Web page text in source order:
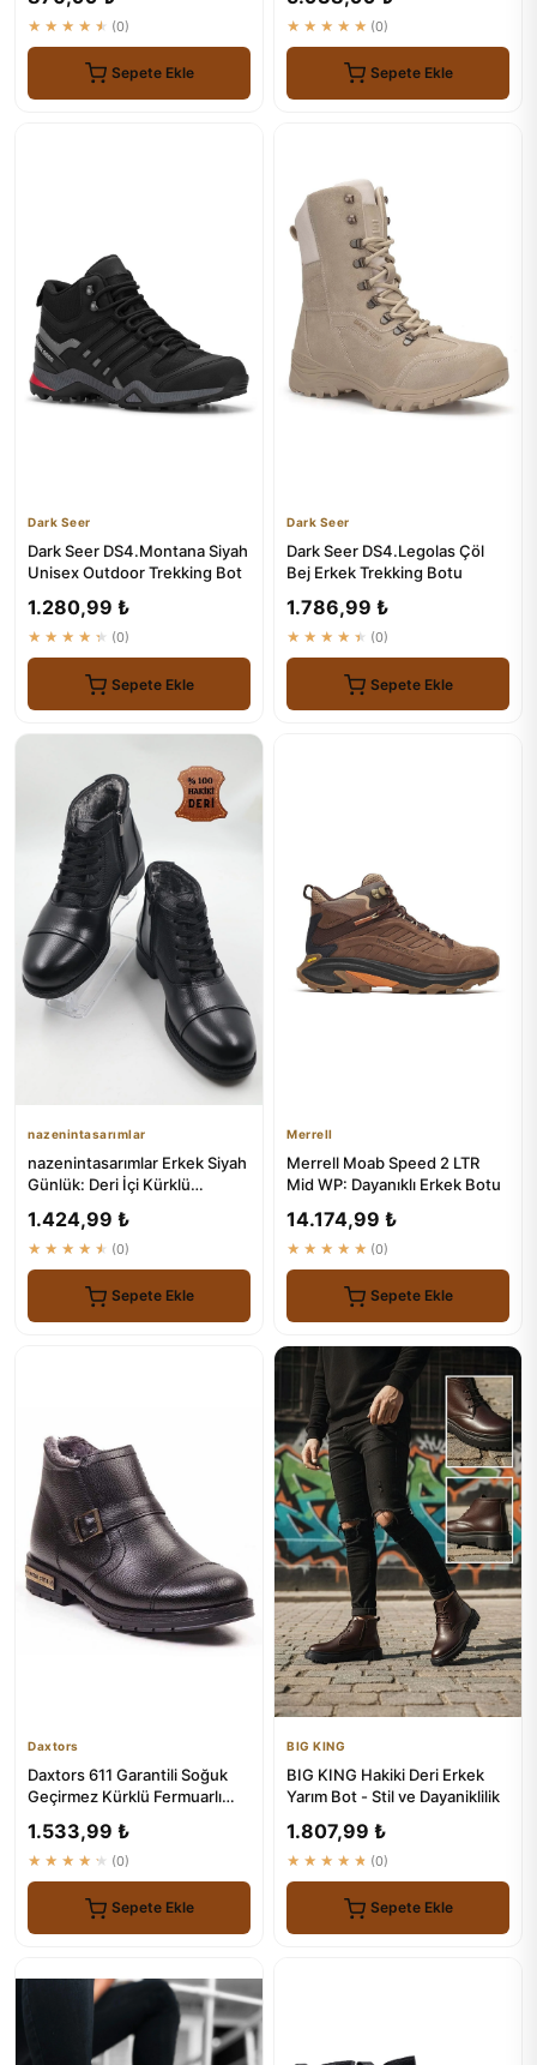
★★★★★ (0)
Sepete Ekle
★★★★★ (0)
Sepete Ekle
Dark Seer
Dark Seer DS4.Montana Siyah
Unisex Outdoor Trekking Bot
1.280,99 ₺
★★★★★ (0)
Sepete Ekle
Dark Seer
Dark Seer DS4.Legolas Çöl
Bej Erkek Trekking Botu
1.786,99 ₺
★★★★★ (0)
Sepete Ekle
nazenintasarımlar
nazenintasarımlar Erkek Siyah
Günlük: Deri İçi Kürklü
1.424,99 ₺
★★★★★ (0)
Sepete Ekle
Merrell
Merrell Moab Speed 2 LTR
Mid WP: Dayanıklı Erkek Botu
14.174,99 ₺
★★★★★ (0)
Sepete Ekle
Daxtors
Daxtors 611 Garantili Soğuk
Geçirmez Kürklü Fermuarlı
1.533,99 ₺
★★★★★ (0)
Sepete Ekle
BIG KING
BIG KING Hakiki Deri Erkek
Yarım Bot - Stil ve Dayaniklilik
1.807,99 ₺
★★★★★ (0)
Sepete Ekle